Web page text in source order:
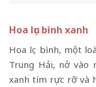
Hoa lục bình xanh
Hoa lục bình, một
Trung Hải, nở vào
xanh tím rực rỡ và